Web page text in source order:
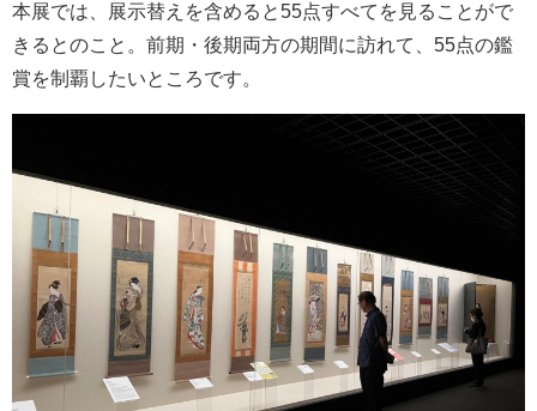
本展では、展示替えを含めると55点すべてを見ることがで
きるとのこと。前期・後期両方の期間に訪れて、55点の鑑
賞を制覇したいところです。